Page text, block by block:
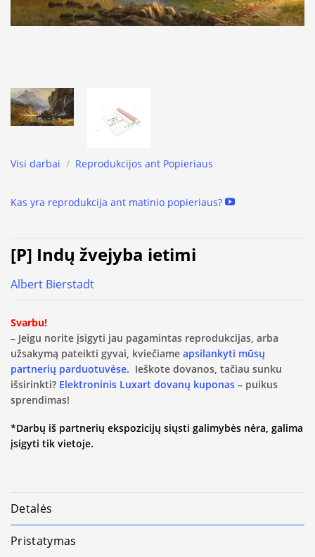
Visi darbai / Reprodukcijos ant Popieriaus
Kas yra reprodukcija ant matinio popieriaus?
[P] Indų žvejyba ietimi
Albert Bierstadt
Svarbu!
– Jeigu norite įsigyti jau pagamintas reprodukcijas, arba
užsakymą pateikti gyvai, kviečiame apsilankyti mūsų
partnerių parduotuvėse. Ieškote dovanos, tačiau sunku
išsirinkti? Elektroninis Luxart dovanų kuponas – puikus
sprendimas!
*Darbų iš partnerių ekspozicijų siųsti galimybės nėra, galima
įsigyti tik vietoje.
Detalės
Pristatymas